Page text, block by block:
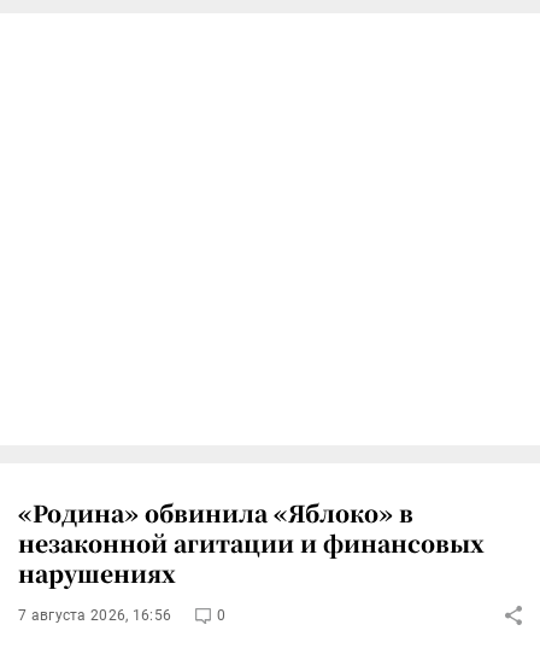
«Родина» обвинила «Яблоко» в
незаконной агитации и финансовых
нарушениях
7 августа 2026, 16:56 0